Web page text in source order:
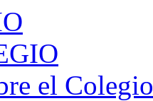
el Colegio